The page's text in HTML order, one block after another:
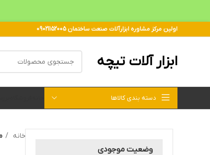
اولین مرکز مشاوره ابزارآلات صنعت ساختمان 09021152005
ابزار آلات تیچه
دسته بندی کالاها
وضعیت موجودی
خانه